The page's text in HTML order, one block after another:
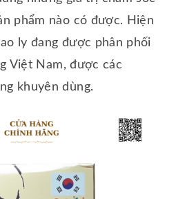
phẩm nào có được. Hiện
ly đang được phân phối
Việt Nam, được các
khuyên dùng.